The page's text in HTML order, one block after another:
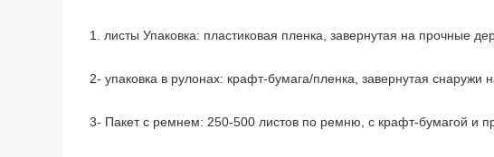
1. листы Упаковка: пластиковая пленка, завернутая на прочные
2- упаковка в рулонах: крафт-бумага/пленка, завернутая
3- Пакет с ремнем: 250-500 листов по ремню, с крафт-бумагой и